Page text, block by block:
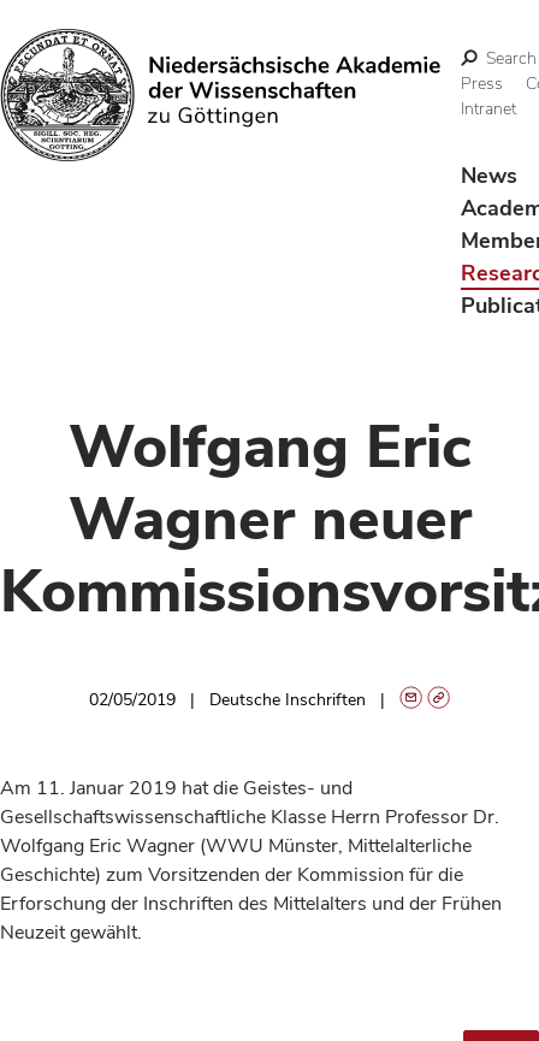
Search
Search
Press
Intranet
News
Wolfgang Eric
Wagner neuer
02/05/2019 Deutsche Inschriften
Am 11. Januar 2019 hat die Geistes- und
Gesellschaftswissenschaftliche Klasse Herrn Professor Dr.
Wolfgang Eric Wagner (WWU Münster, Mittelalterliche
Geschichte) zum Vorsitzenden der Kommission für die
Erforschung der Inschriften des Mittelalters und der Frühen
Neuzeit gewählt.